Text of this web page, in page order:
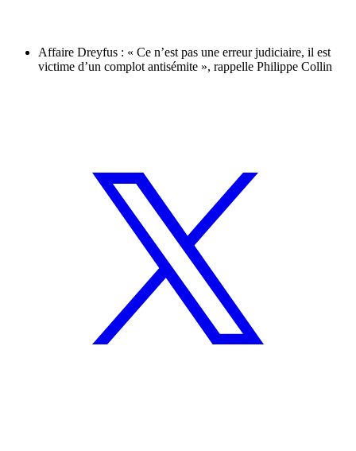
Affaire Dreyfus : « Ce n’est pas une erreur judiciaire, il est
victime d’un complot antisémite », rappelle Philippe Collin